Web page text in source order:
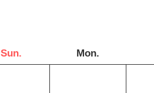
Sun. Mon.